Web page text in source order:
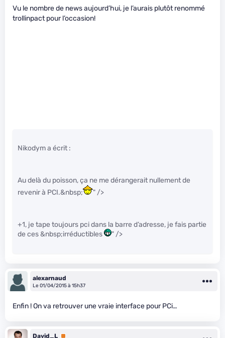
Vu le nombre de news aujourd’hui, je l’aurais plutôt renommé
trollinpact pour l’occasion!
Nikodym a écrit :
Au delà du poisson, ça ne me dérangerait nullement de
revenir à PCI.&nbsp;
" />
+1, je tape toujours pci dans la barre d’adresse, je fais partie
de ces &nbsp;irréductibles
" />
alexarnaud
Le 01/04/2015 à 15h37
Enfin ! On va retrouver une vraie interface pour PCi…
David_L Premium